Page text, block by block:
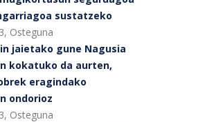
sustatzeko
Osteguna
jaietako gune Nagusia
kokatuko da aurten,
eragindako
ondorioz
Osteguna